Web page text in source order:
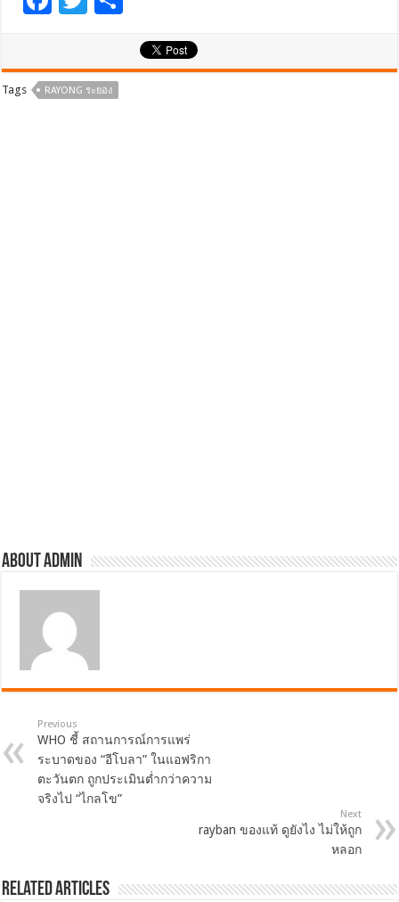
b er
ar
Tags RAYONG ระยอง
About admin
Previous
WHO ชี้ สถานการณ์การแพร่
ระบาดของ “อีโบลา” ในแอฟริกา
ตะวันตก ถูกประเมินต่ำกว่าความ
จริงไป “ไกลโข”
Next
rayban ของแท้ ดูยังไง ไม่ให้ถูก
หลอก
Related Articles